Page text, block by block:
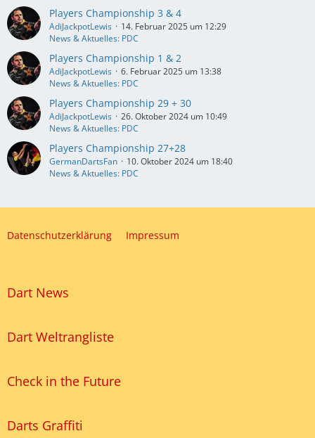
Players Championship 3 & 4
AdiJackpotLewis
14. Februar 2025 um 12:29
News & Aktuelles: PDC
Players Championship 1 & 2
AdiJackpotLewis
6. Februar 2025 um 13:38
News & Aktuelles: PDC
Players Championship 29 + 30
AdiJackpotLewis
26. Oktober 2024 um 10:49
News & Aktuelles: PDC
Players Championship 27+28
GermanDartsFan
10. Oktober 2024 um 18:40
News & Aktuelles: PDC
Datenschutzerklärung Impressum
Dart News
Dart Weltrangliste
Check in the Future
Darts Graffiti